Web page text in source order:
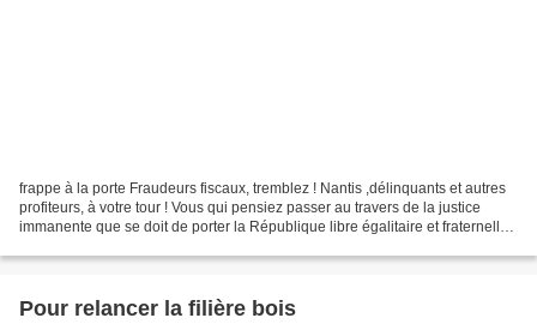
frappe à la porte Fraudeurs fiscaux, tremblez ! Nantis ,délinquants et autres
profiteurs, à votre tour ! Vous qui pensiez passer au travers de la justice
immanente que se doit de porter la République libre égalitaire et fraternelle,
Pour relancer la filière bois